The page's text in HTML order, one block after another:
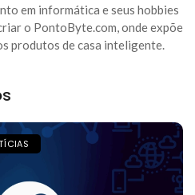
em informática e seus hobbies
o PontoByte.com, onde expõe
produtos de casa inteligente.